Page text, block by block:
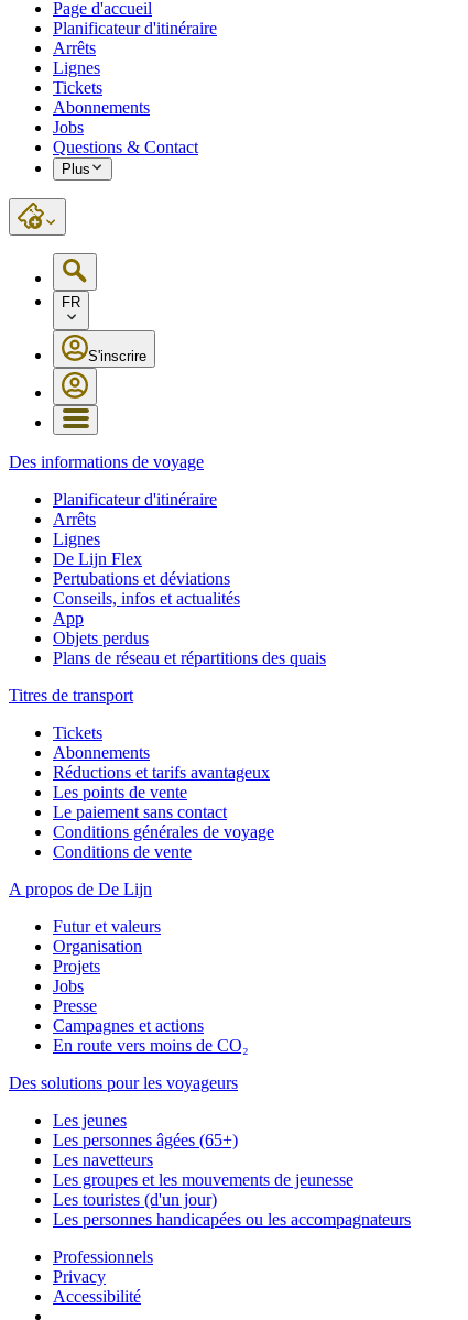
Page d'accueil
Planificateur d'itinéraire
Arrêts
Lignes
Tickets
Abonnements
Jobs
Questions & Contact
Plus
FR
S'inscrire
Des informations de voyage
Planificateur d'itinéraire
Arrêts
Lignes
De Lijn Flex
Pertubations et déviations
Conseils, infos et actualités
App
Objets perdus
Plans de réseau et répartitions des quais
Titres de transport
Tickets
Abonnements
Réductions et tarifs avantageux
Les points de vente
Le paiement sans contact
Conditions générales de voyage
Conditions de vente
A propos de De Lijn
Futur et valeurs
Organisation
Projets
Jobs
Presse
Campagnes et actions
En route vers moins de CO₂
Des solutions pour les voyageurs
Les jeunes
Les personnes âgées (65+)
Les navetteurs
Les groupes et les mouvements de jeunesse
Les touristes (d'un jour)
Les personnes handicapées ou les accompagnateurs
Professionnels
Privacy
Accessibilité